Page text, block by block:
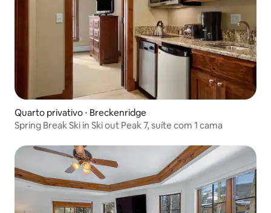
Quarto privativo ⋅ Breckenridge
Spring Break Ski in Ski out Peak 7, suíte com 1 cama